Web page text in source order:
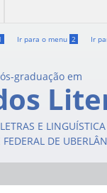
Ir para o menu 2 Ir
graduação em
E LINGUÍSTICA
DE